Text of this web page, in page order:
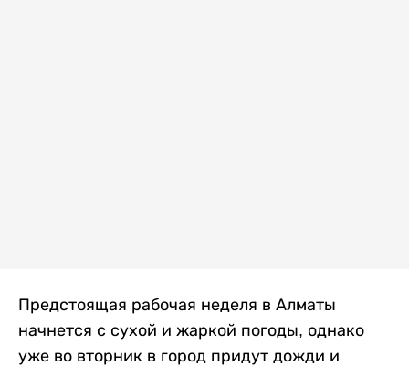
Предстоящая рабочая неделя в Алматы
начнется с сухой и жаркой погоды, однако
уже во вторник в город придут дожди и